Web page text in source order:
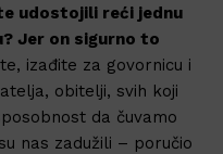
udostojili reći jednu
Jer on sigurno to
izađite za govornicu i
obitelji, svih koji
da čuvamo
nas zadužili – poručio